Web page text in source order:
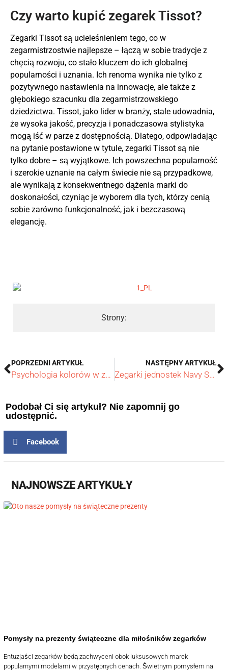
Czy warto kupić zegarek Tissot?
Zegarki Tissot są ucieleśnieniem tego, co w
zegarmistrzostwie najlepsze – łączą w sobie tradycje z
chęcią rozwoju, co stało kluczem do ich globalnej
popularności i uznania. Ich renoma wynika nie tylko z
pozytywnego nastawienia na innowacje, ale także z
głębokiego szacunku dla zegarmistrzowskiego
dziedzictwa. Tissot, jako lider w branży, stale udowadnia,
że wysoka jakość, precyzja i ponadczasowa stylistyka
mogą iść w parze z dostępnością. Dlatego, odpowiadając
na pytanie postawione w tytule, zegarki Tissot są nie
tylko dobre – są wyjątkowe. Ich powszechna popularność
i szerokie uznanie na całym świecie nie są przypadkowe,
ale wynikają z konsekwentnego dążenia marki do
doskonałości, czyniąc je wyborem dla tych, którzy cenią
sobie zarówno funkcjonalność, jak i bezczasową
elegancję.
Strony:
POPRZEDNI ARTYKUŁ
Psychologia kolorów w zegarmistrzostwie: Co mówi o Tobie Twój zegarek?
NASTĘPNY ARTYKUŁ
Zegarki jednostek Navy Seals: Zegarki elitarnych bohaterów
Podobał Ci się artykuł? Nie zapomnij go
udostępnić.
Facebook
NAJNOWSZE ARTYKUŁY​
Pomysły na prezenty świąteczne dla miłośników zegarków
Entuzjaści zegarków będą zachwyceni obok luksusowych marek
popularnymi modelami w przystępnych cenach. Świetnym pomysłem na